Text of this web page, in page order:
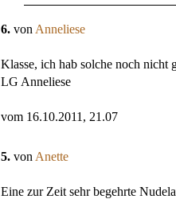
6. von Anneliese
Klasse, ich hab solche noch nicht
LG Anneliese
vom 16.10.2011, 21.07
5. von Anette
Eine zur Zeit sehr begehrte